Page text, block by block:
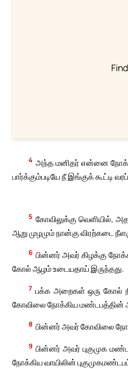
4 அந்த மனிதர் என்னை
பார்க்கும்படியே நீ இங்குக் கூட்டி
5 கோவிலுக்கு வெளியில்,
ஆறு முழமும் நான்கு விரற்கடை
6 பின்னர் அவர் கிழக்கு
கோல் ஆழம் உடையதாய் இருந்தது.
7 பக்க அறைகள் ஒரு கோல்
கோவிலை நோக்கிய மண்டபத்தின்
8 பின்னர் அவர் கோவிலை
9 பின்னர் அவர் புகுமுக
நோக்கிய வாயிலின்